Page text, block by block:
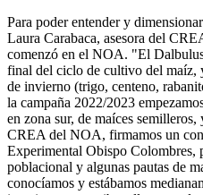
Para poder entender y
Laura Carabaca, asesora del
comenzó en el NOA. "El Dalbulus
final del ciclo de cultivo del maíz,
de invierno (trigo, centeno,
la campaña 2022/2023
en zona sur, de maíces
CREA del NOA, firmamos un
Experimental Obispo Colombres,
poblacional y algunas pautas de
conocíamos y estábamos